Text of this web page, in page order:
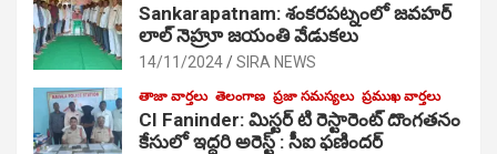
Sankarapatnam: శంకరపట్నంలో జవహర్
లాల్ నెహ్రూ జయంతి వేడుకలు
14/11/2024 SIRA NEWS
తాజా వార్తలు తెలంగాణ ప్రజా సమస్యలు ప్రముఖ వార్తలు
CI Faninder: మిస్టర్ టి రెస్టారెంట్ దొంగతనం
కేసులో ఇద్దరి అరెస్ట్ : సీఐ ఫణిందర్